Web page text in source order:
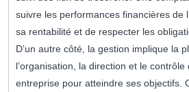
suivre les performances financières de
sa rentabilité et de respecter les
D’un autre côté, la gestion implique la
l’organisation, la direction et le contrôle
entreprise pour atteindre ses objectifs.